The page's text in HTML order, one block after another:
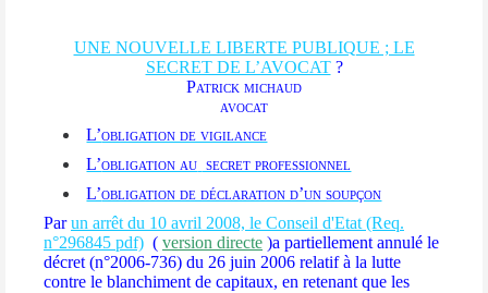
UNE NOUVELLE LIBERTE PUBLIQUE ; LE
SECRET DE L’AVOCAT?
Patrick michaud
avocat
L’obligation de vigilance
L’obligation au secret professionnel
L’obligation de déclaration d’un soupçon
Parun arrêt du 10 avril 2008, le Conseil d'Etat (Req.
n°296845 pdf) ( version directe )a partiellement annulé le
décret (n°2006-736) du 26 juin 2006 relatif à la lutte
contre le blanchiment de capitaux, en retenant que les